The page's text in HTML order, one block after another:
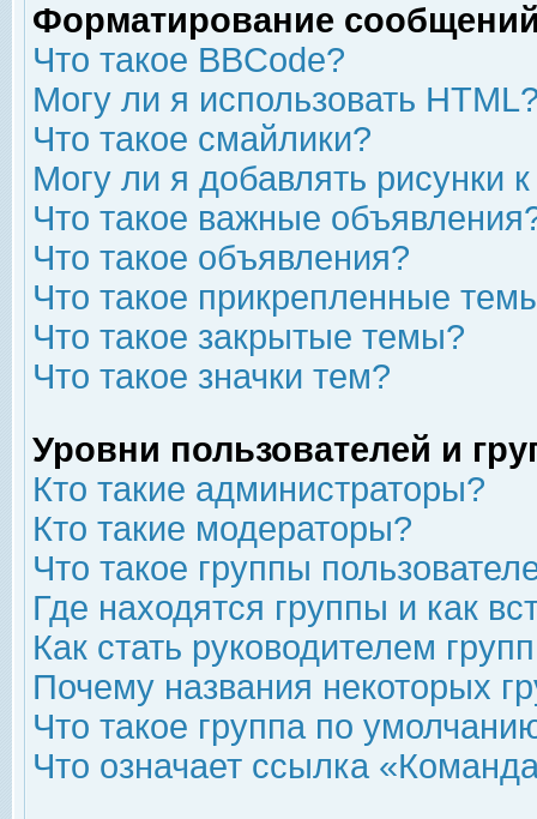
Форматирование
Что такое BBCode?
Могу ли я использовать
Что такое смайлики?
Могу ли я добавлять рисунки
Что такое важные
Что такое объявления?
Что такое прикрепленные
Что такое закрытые темы?
Что такое значки тем?
Уровни пользователей и
Кто такие администраторы?
Кто такие модераторы?
Что такое группы
Где находятся группы и как
Как стать руководителем
Почему названия некоторых
Что такое группа по
Что означает ссылка